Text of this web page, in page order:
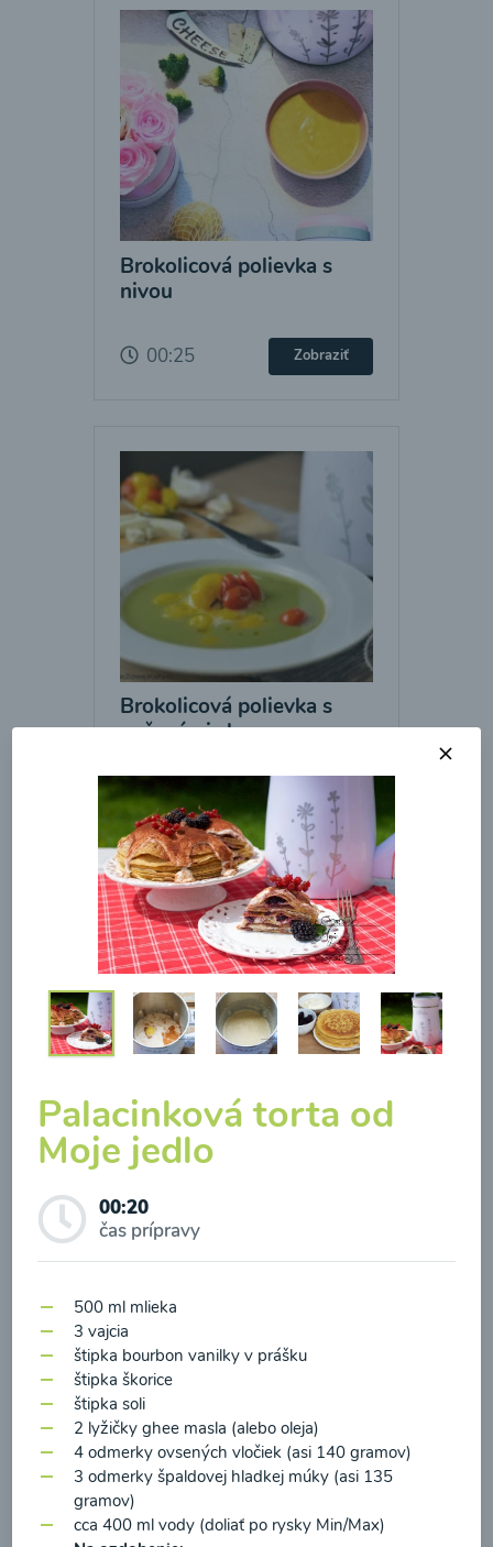
Brokolicová polievka s
nivou
00:25 Zobraziť
Brokolicová polievka s
pečenými cherry a
Mojej Zdravej Kuchyne
00:25 Zobraziť
Brokolicová polievka so
syrom
Palacinková torta od
Moje jedlo
00:20
čas prípravy
500 ml mlieka
3 vajcia
štipka bourbon vanilky v prášku
štipka škorice
štipka soli
2 lyžičky ghee masla (alebo oleja)
4 odmerky ovsených vločiek (asi 140 gramov)
3 odmerky špaldovej hladkej múky (asi 135
gramov)
cca 400 ml vody (doliať po rysky Min/Max)
Odber noviniek a akcií
Odoslaním registrácie na Newsletter súhlasím so
spracovaním osobných údajov pre účely